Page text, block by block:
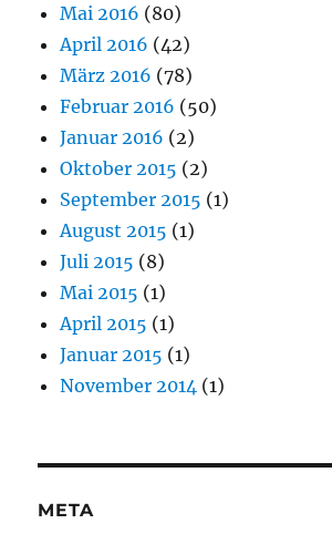
Mai 2016 (80)
April 2016 (42)
März 2016 (78)
Februar 2016 (50)
Januar 2016 (2)
Oktober 2015 (2)
September 2015 (1)
August 2015 (1)
Juli 2015 (8)
Mai 2015 (1)
April 2015 (1)
Januar 2015 (1)
November 2014 (1)
META